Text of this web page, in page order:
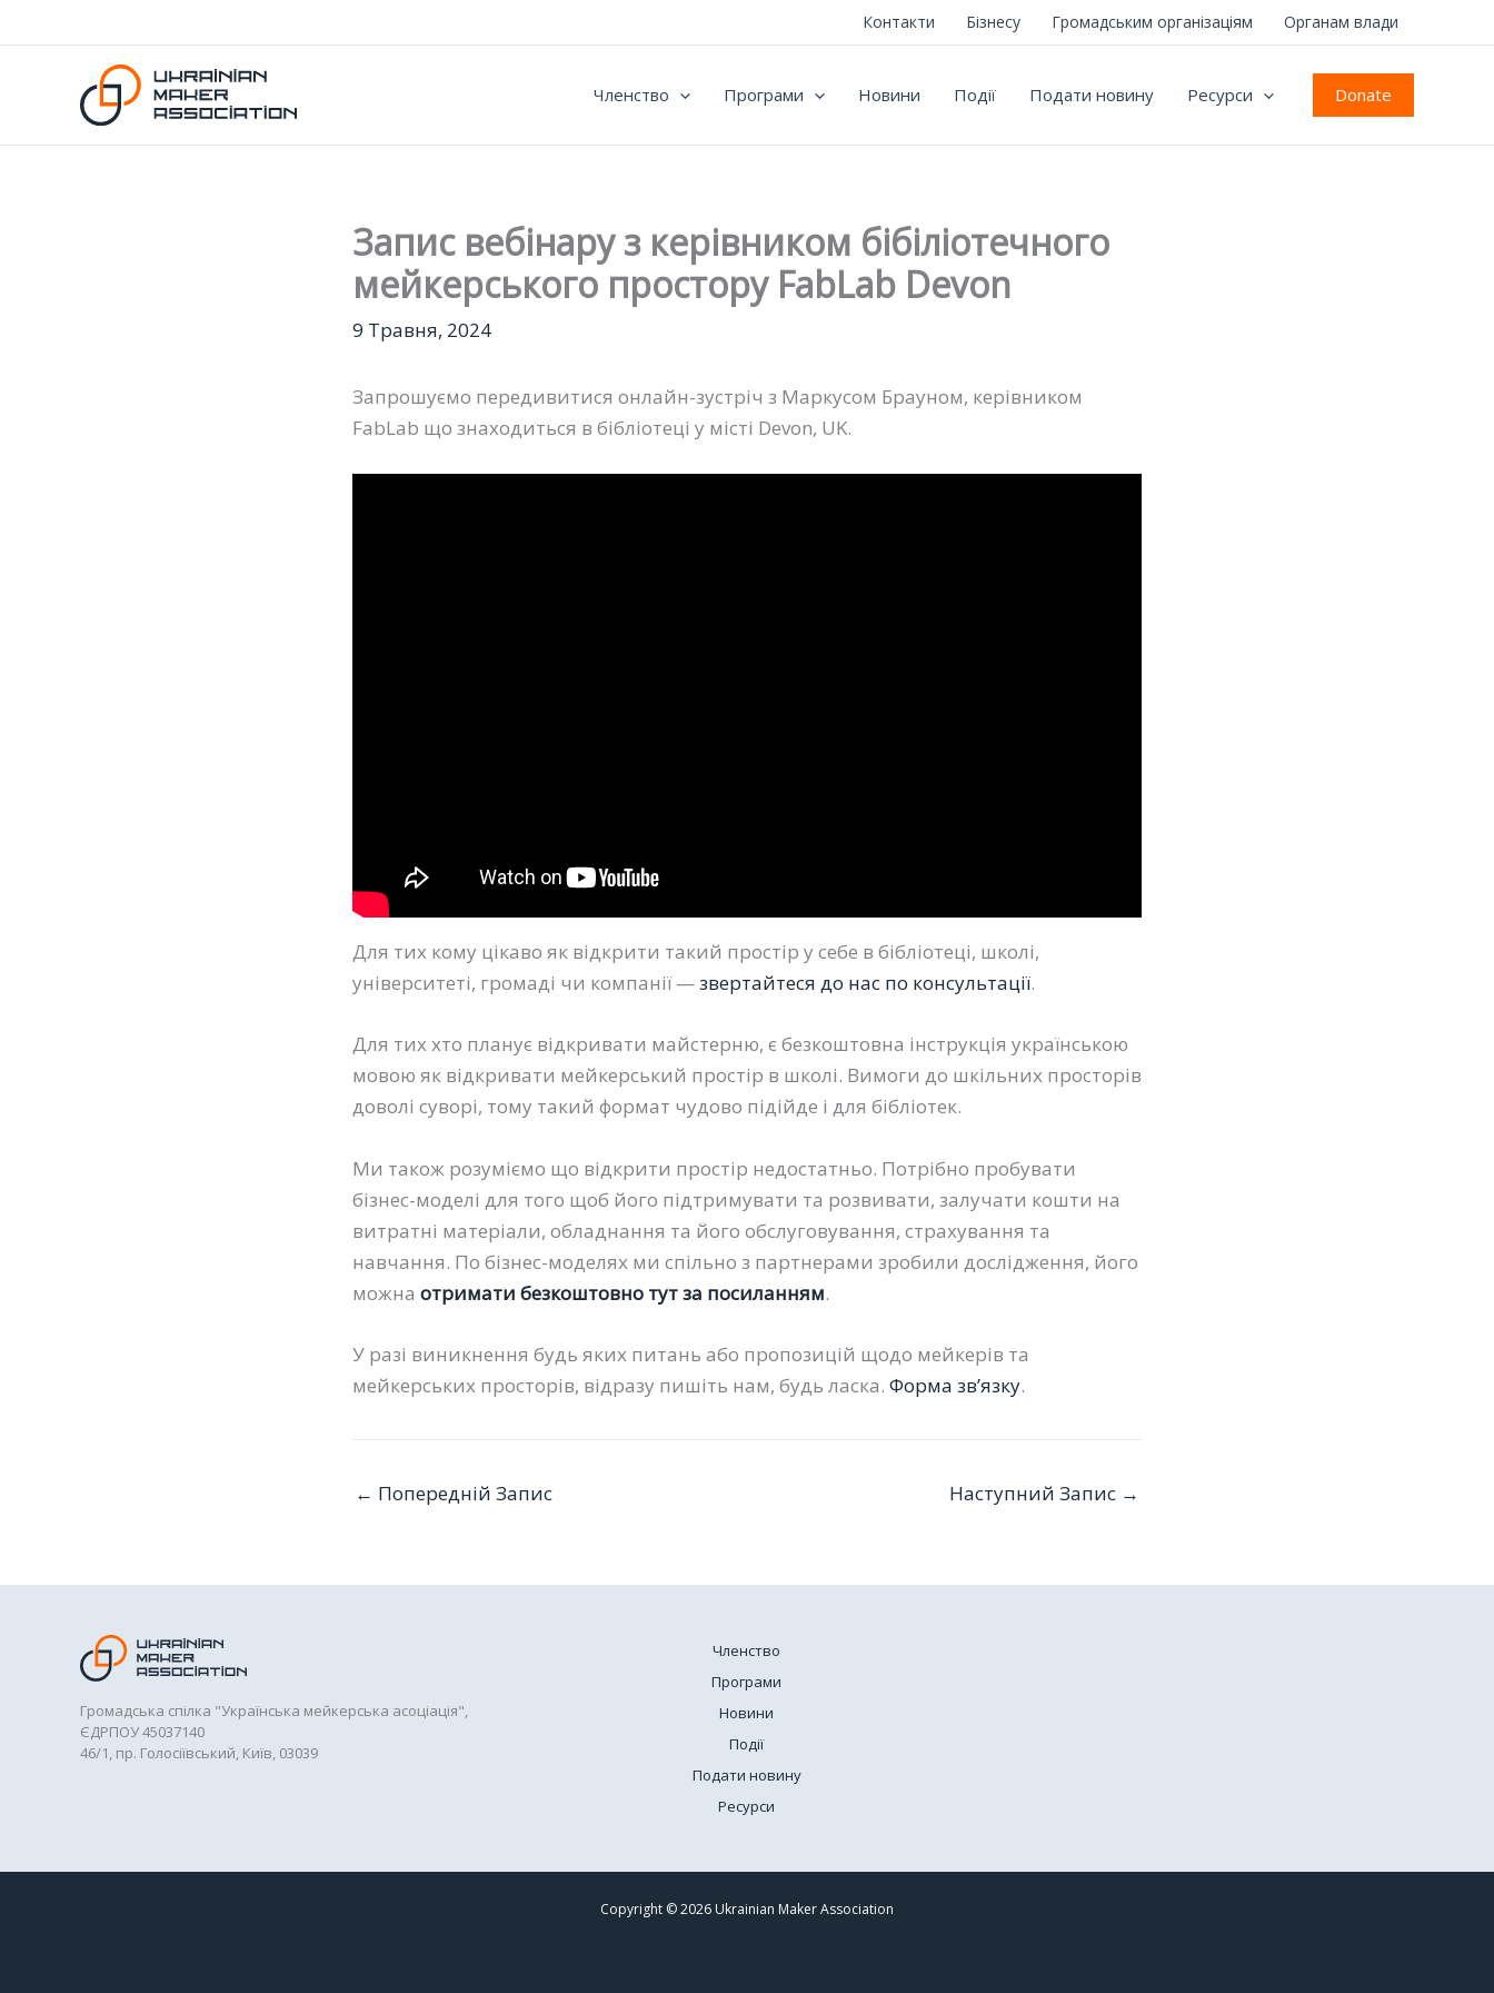
до
Контакти Бізнесу Громадським організаціям Органам влади
Членство Програми Новини Події Подати новину Ресурси Donate
Запис вебінару з керівником бібіліотечного
мейкерського простору FabLab Devon
9 Травня, 2024
Запрошуємо передивитися онлайн-зустріч з Маркусом Брауном, керівником
FabLab що знаходиться в бібліотеці у місті Devon, UK.
Для тих кому цікаво як відкрити такий простір у себе в бібліотеці, школі,
університеті, громаді чи компанії —звертайтеся до нас по консультації.
Для тих хто планує відкривати майстерню, є безкоштовна інструкція українською
мовою як відкривати мейкерський простір в школі. Вимоги до шкільних просторів
доволі суворі, тому такий формат чудово підійде і для бібліотек.
Ми також розуміємо що відкрити простір недостатньо. Потрібно пробувати
бізнес-моделі для того щоб його підтримувати та розвивати, залучати кошти на
витратні матеріали, обладнання та його обслуговування, страхування та
навчання. По бізнес-моделях ми спільно з партнерами зробили дослідження, його
можна отримати безкоштовно тут за посиланням.
У разі виникнення будь яких питань або пропозицій щодо мейкерів та
мейкерських просторів, відразу пишіть нам, будь ласка. Форма зв’язку.
← Попередній Запис Наступний Запис →
Громадська спілка "Українська мейкерська асоціація",
ЄДРПОУ 45037140
46/1, пр. Голосіївський, Київ, 03039
Членство
Програми
Новини
Події
Подати новину
Ресурси
Copyright © 2026 Ukrainian Maker Association